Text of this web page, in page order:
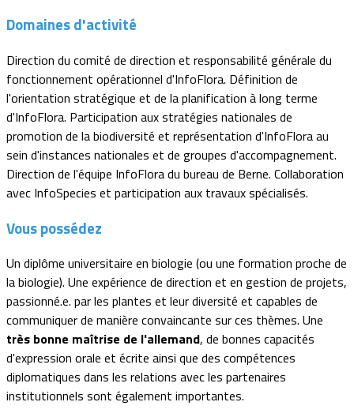
Domaines d'activité
Direction du comité de direction et responsabilité générale du
fonctionnement opérationnel d'InfoFlora. Définition de
l'orientation stratégique et de la planification à long terme
d'InfoFlora. Participation aux stratégies nationales de
promotion de la biodiversité et représentation d'InfoFlora au
sein d'instances nationales et de groupes d'accompagnement.
Direction de l'équipe InfoFlora du bureau de Berne. Collaboration
avec InfoSpecies et participation aux travaux spécialisés.
Vous possédez
Un diplôme universitaire en biologie (ou une formation proche de
la biologie). Une expérience de direction et en gestion de projets,
passionné.e. par les plantes et leur diversité et capables de
communiquer de manière convaincante sur ces thèmes. Une
très bonne maîtrise de l'allemand, de bonnes capacités
d'expression orale et écrite ainsi que des compétences
diplomatiques dans les relations avec les partenaires
institutionnels sont également importantes.